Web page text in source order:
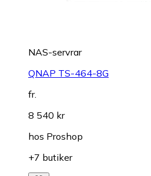
NAS-servrar
QNAP TS-464-8G
fr.
8 540 kr
hos Proshop
+7 butiker